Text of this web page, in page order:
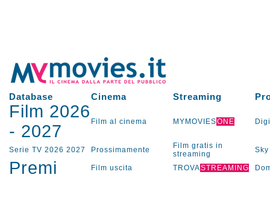
Database Cinema Streaming
Film 2026
- 2027 Film al cinema MYMOVIESONE
Serie TV 2026 2027 Prossimamente
Film gratis in
streaming
Sky
Premi Film uscita TROVASTREAMING